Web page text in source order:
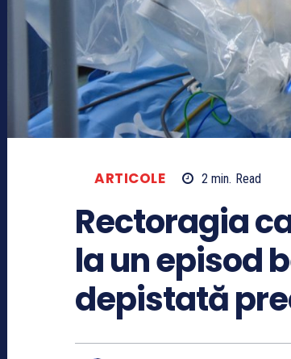
ARTICOLE 2 min. Read
Rectoragia
la un episod
depistată